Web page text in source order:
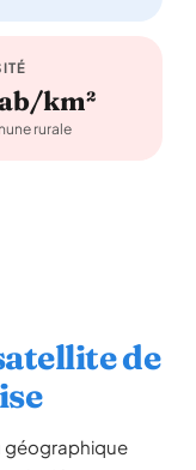
km²
rurale
de
géographique